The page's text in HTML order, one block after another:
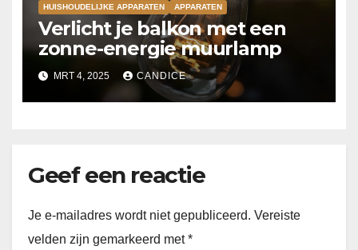
HUISHOUDELIJKE APPARATEN APPARATEN
Verlicht je balkon met een
zonne-energie muurlamp
MRT 4, 2025 CANDICE
Geef een reactie
Je e-mailadres wordt niet gepubliceerd. Vereiste
velden zijn gemarkeerd met*